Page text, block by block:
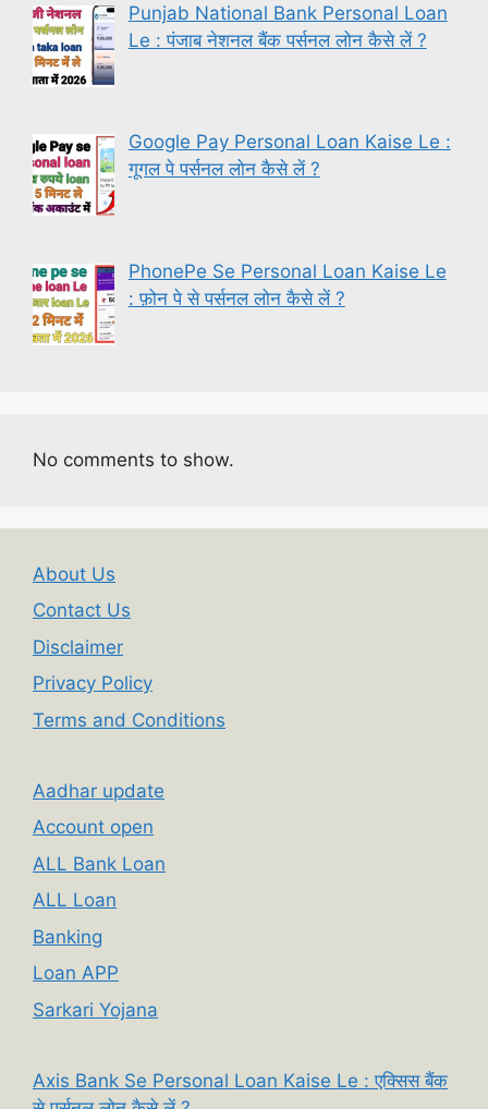
Punjab National Bank Personal Loan
Le : पंजाब नेशनल बैंक पर्सनल लोन कैसे लें ?
Google Pay Personal Loan Kaise Le :
गूगल पे पर्सनल लोन कैसे लें ?
PhonePe Se Personal Loan Kaise Le
: फ़ोन पे से पर्सनल लोन कैसे लें ?
No comments to show.
About Us
Contact Us
Disclaimer
Privacy Policy
Terms and Conditions
Aadhar update
Account open
ALL Bank Loan
ALL Loan
Banking
Loan APP
Sarkari Yojana
Axis Bank Se Personal Loan Kaise Le : एक्सिस बैंक